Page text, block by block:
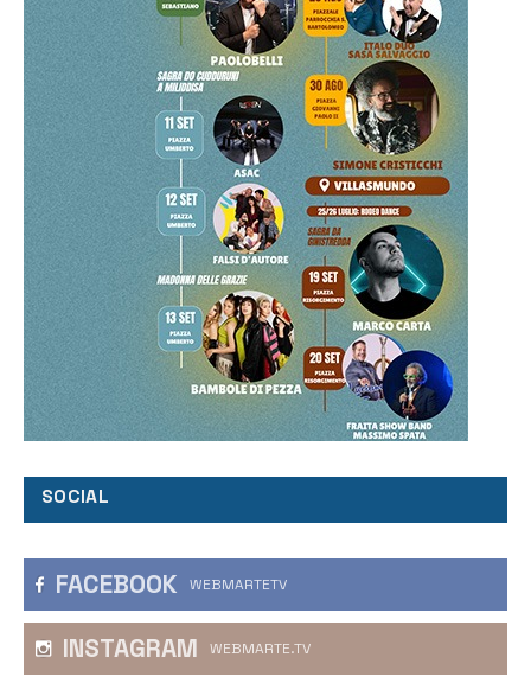
SOCIAL
FACEBOOK WEBMARTETV
INSTAGRAM WEBMARTE.TV